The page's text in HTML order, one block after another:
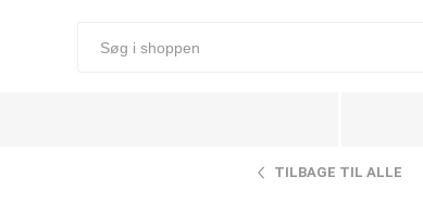
TILBAGE TIL ALLE